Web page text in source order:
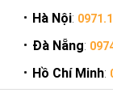
Hà Nội:
Đà Nẵng:
Hồ Chí Minh: